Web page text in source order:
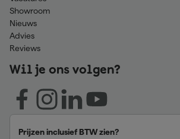
Showroom
Nieuws
Advies
Reviews
Wil je ons volgen?
Prijzen inclusief BTW zien?